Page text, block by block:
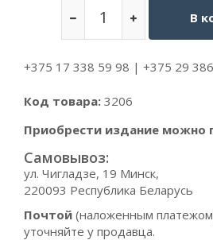
В
+375 17 338 59 98 | +375 29
Код товара: 3206
Приобрести издание можно
Самовывоз:
ул. Чигладзе, 19 Минск,
220093 Республика Беларусь
Почтой (наложенным
уточняйте у продавца.